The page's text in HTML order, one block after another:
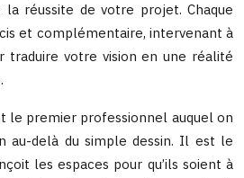
la réussite de votre projet. Chaque
et complémentaire, intervenant à
traduire votre vision en une réalité
le premier professionnel auquel on
au-delà du simple dessin. Il est le
les espaces pour qu’ils soient à